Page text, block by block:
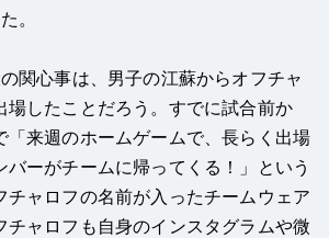
。
関心事は、男子の江蘇からオフチャ
場したことだろう。すでに試合前か
「来週のホームゲームで、長らく出場
バーがチームに帰ってくる！」という
チャロフの名前が入ったチームウェア
チャロフも自身のインスタグラムや微